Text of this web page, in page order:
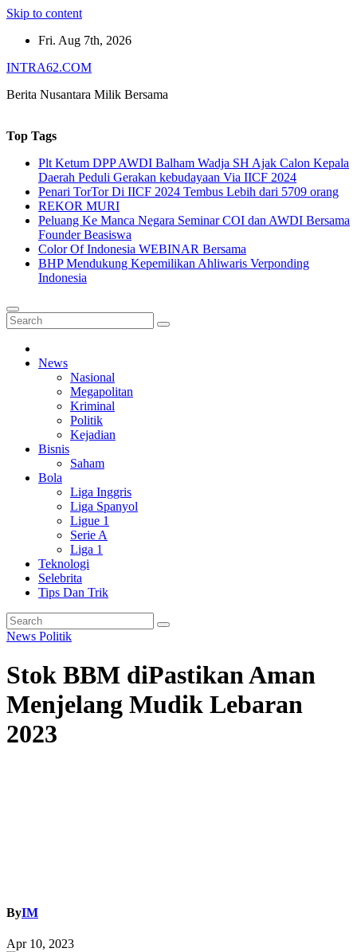
Skip to content
Fri. Aug 7th, 2026
INTRA62.COM
Berita Nusantara Milik Bersama
Top Tags
Plt Ketum DPP AWDI Balham Wadja SH Ajak Calon Kepala
Daerah Peduli Gerakan kebudayaan Via IICF 2024
Penari TorTor Di IICF 2024 Tembus Lebih dari 5709 orang
REKOR MURI
Peluang Ke Manca Negara Seminar COI dan AWDI Bersama
Founder Beasiswa
Color Of Indonesia WEBINAR Bersama
BHP Mendukung Kepemilikan Ahliwaris Verponding
Indonesia
News
Nasional
Megapolitan
Kriminal
Politik
Kejadian
Bisnis
Saham
Bola
Liga Inggris
Liga Spanyol
Ligue 1
Serie A
Liga 1
Teknologi
Selebrita
Tips Dan Trik
News Politik
Stok BBM diPastikan Aman
Menjelang Mudik Lebaran
2023
ByIM
Apr 10, 2023